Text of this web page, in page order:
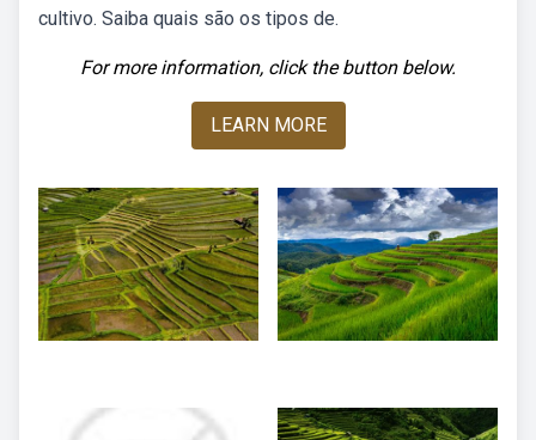
cultivo. Saiba quais são os tipos de.
For more information, click the button below.
LEARN MORE